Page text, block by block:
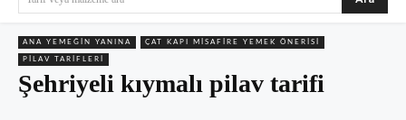
ANA YEMEĞIN YANINA ÇAT KAPI MISAFIRE YEMEK ÖNERISI
PILAV TARIFLERI
Şehriyeli kıymalı pilav tarifi